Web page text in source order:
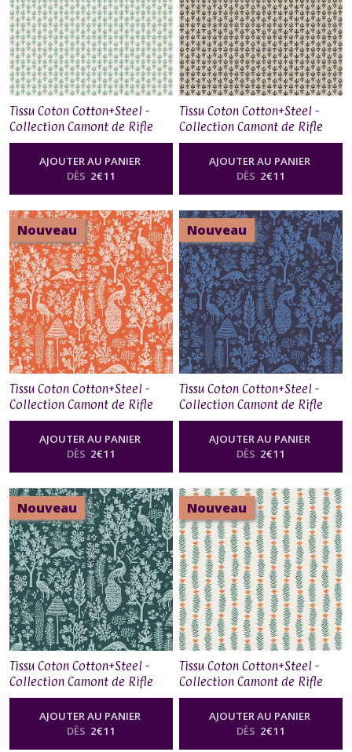
Tissu Coton Cotton+Steel -
Collection Camont de Rifle
Paper Co - Foulard in Sage
AJOUTER AU PANIER
DÈS 2€11
Tissu Coton Cotton+Steel -
Collection Camont de Rifle
Paper Co - Foulard in Black
AJOUTER AU PANIER
DÈS 2€11
Nouveau
Tissu Coton Cotton+Steel -
Collection Camont de Rifle
Paper Co - Menagerie
Silhouette in Orange
AJOUTER AU PANIER
DÈS 2€11
Nouveau
Tissu Coton Cotton+Steel -
Collection Camont de Rifle
Paper Co - Menagerie
Silhouette in Navy
AJOUTER AU PANIER
DÈS 2€11
Nouveau
Tissu Coton Cotton+Steel -
Collection Camont de Rifle
Paper Co - Menagerie
Silhouette in Emerald
AJOUTER AU PANIER
DÈS 2€11
Nouveau
Tissu Coton Cotton+Steel -
Collection Camont de Rifle
Paper Co - Rousseau Vine in
AJOUTER AU PANIER
DÈS 2€11